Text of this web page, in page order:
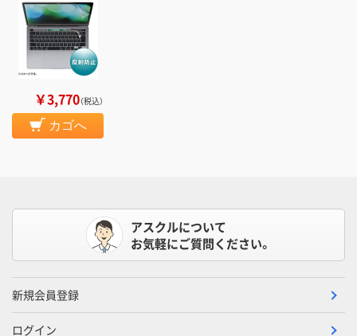
￥3,770（税込）
カゴへ
アスクルについて
お気軽にご質問ください。
新規会員登録
ログイン